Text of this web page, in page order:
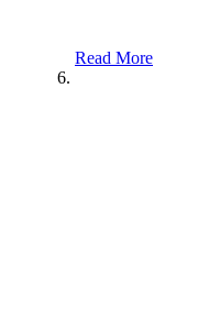
Read More